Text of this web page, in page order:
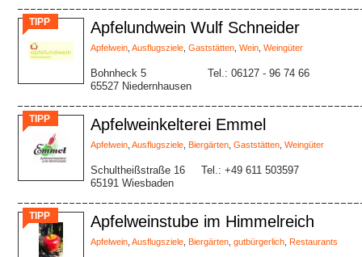
TIPP Apfelundwein Wulf Schneider
Apfelwein Ausflugsziele Gaststätten Wein Weingüter
Bohnheck 5
65527 Niedernhausen
Tel.: 06127 - 96 74 66
TIPP Apfelweinkelterei Emmel
Apfelwein Ausflugsziele Biergärten Gaststätten Weingüter
Schultheißstraße 16
65191 Wiesbaden
Tel.: +49 611 503597
TIPP Apfelweinstube im Himmelreich
Apfelwein Ausflugsziele Biergärten gutbürgerlich Restaurants